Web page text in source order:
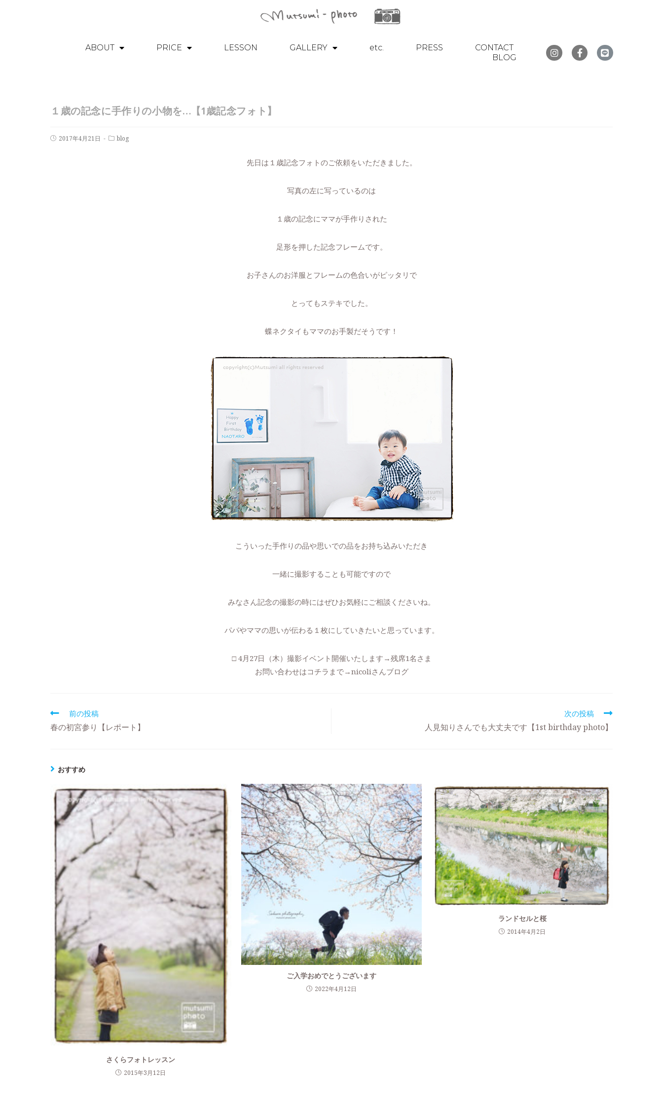
ABOUT PRICE LESSON GALLERY etc. PRESS
CONTACT
BLOG
１歳の記念に手作りの小物を…【1歳記念フォト】
2017年4月21日 blog
先日は１歳記念フォトのご依頼をいただきました。
写真の左に写っているのは
１歳の記念にママが手作りされた
足形を押した記念フレームです。
お子さんのお洋服とフレームの色合いがピッタリで
とってもステキでした。
蝶ネクタイもママのお手製だそうです！
こういった手作りの品や思いでの品をお持ち込みいただき
一緒に撮影することも可能ですので
みなさん記念の撮影の時にはぜひお気軽にご相談くださいね。
パパやママの思いが伝わる１枚にしていきたいと思っています。
□ 4月27日（木）撮影イベント開催いたします→残席1名さま
お問い合わせはコチラまで→nicoliさんブログ
前の投稿
春の初宮参り【レポート】
次の投稿
人見知りさんでも大丈夫です【1st birthday photo】
おすすめ
さくらフォトレッスン
2015年3月12日
ご入学おめでとうございます
2022年4月12日
ランドセルと桜
2014年4月2日